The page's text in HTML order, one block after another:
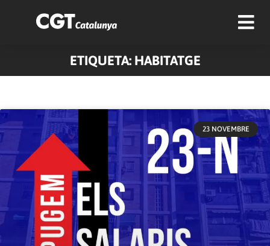
ETIQUETA: HABITATGE
23 NOVEMBRE